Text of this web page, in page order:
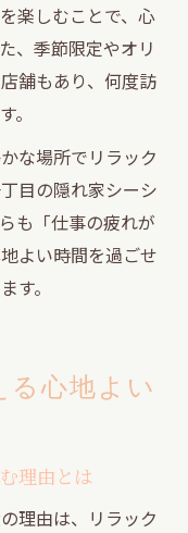
楽しむことで、心
、季節限定やオリ
舗もあり、何度訪
。
な場所でリラック
目の隠れ家シーシ
も「仕事の疲れが
よい時間を過ごせ
す。
心地よい
理由とは
理由は、リラック